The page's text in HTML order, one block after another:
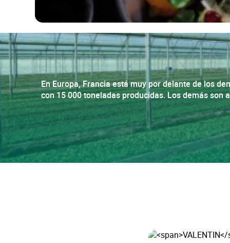
En Europa, Francia está muy por delante de los
con 15 000 toneladas producidas. Los demás